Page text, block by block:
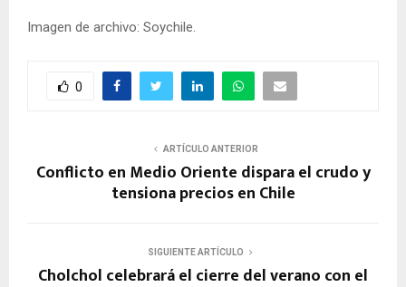
Imagen de archivo: Soychile.
0
ARTÍCULO ANTERIOR
Conflicto en Medio Oriente dispara el crudo y
tensiona precios en Chile
SIGUIENTE ARTÍCULO
Cholchol celebrará el cierre del verano con el